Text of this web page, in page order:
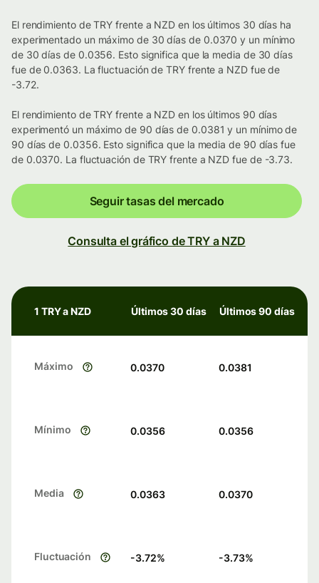
El rendimiento de TRY frente a NZD en los últimos 30 días ha
experimentado un máximo de 30 días de 0.0370 y un mínimo
de 30 días de 0.0356. Esto significa que la media de 30 días
fue de 0.0363. La fluctuación de TRY frente a NZD fue de
-3.72.
El rendimiento de TRY frente a NZD en los últimos 90 días
experimentó un máximo de 90 días de 0.0381 y un mínimo de
90 días de 0.0356. Esto significa que la media de 90 días fue
de 0.0370. La fluctuación de TRY frente a NZD fue de -3.73.
Seguir tasas del mercado
Consulta el gráfico de TRY a NZD
1 TRY a NZD Últimos 30 días Últimos 90 días
Máximo 0.0370 0.0381
Mínimo 0.0356 0.0356
Media 0.0363 0.0370
Fluctuación -3.72% -3.73%